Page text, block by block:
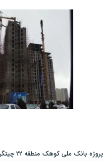
پروژه بانک ملی کوهک منطقه 22 چیتگر تعاونی سپاشهر